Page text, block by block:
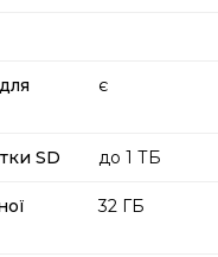
є
SD до 1 ТБ
32 ГБ